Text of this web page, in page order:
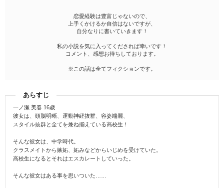
恋愛経験は豊富じゃないので、
上手くかけるか自信はないですが、
自分なりに書いていきます！
私の小説を気に入ってくだされば幸いです！
コメント、感想お待ちしております。
※この話は全てフィクションです。
あらすじ
一ノ瀬 美春 16歳
彼女は、頭脳明晰、運動神経抜群、容姿端麗、
スタイル抜群と全てを兼ね揃えている高校生！
そんな彼女は、中学時代。
クラスメイトから嫉妬、妬みなどからいじめを受けていた。
高校生になるとそれはエスカレートしていった。
そんな彼女はある事を思いついた……